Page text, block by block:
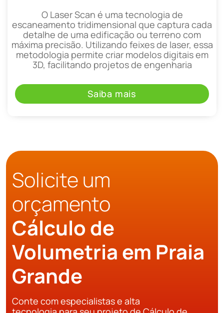
O Laser Scan é uma tecnologia de
escaneamento tridimensional que captura cada
detalhe de uma edificação ou terreno com
máxima precisão. Utilizando feixes de laser, essa
metodologia permite criar modelos digitais em
3D, facilitando projetos de engenharia
Saiba mais
Solicite um
orçamento
Cálculo de
Volumetria em Praia
Grande
Conte com especialistas e alta